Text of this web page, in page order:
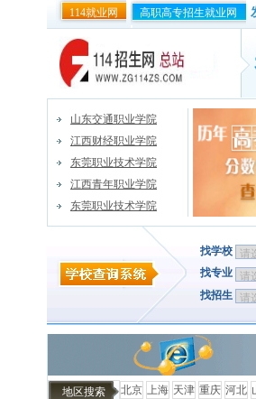
114就业网 高职高专招生就业网
山东交通职业学院
江西财经职业学院
东莞职业技术学院
江西青年职业学院
东莞职业技术学院
找学校
找专业
找招生
地区搜索 北京 上海 天津 重庆 河北